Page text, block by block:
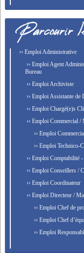
›› Emploi Administrative
›› Emploi Agent
Bureau
›› Emploi Archiviste
›› Emploi Assistante de
›› Emploi Chargé(e)s
›› Emploi Commercial
›› Emploi
›› Emploi Technico-
›› Emploi Comptabilité
›› Emploi Conseillers /
›› Emploi Coordinateur
›› Emploi Directeur /
›› Emploi Chef de
›› Emploi Chef
›› Emploi